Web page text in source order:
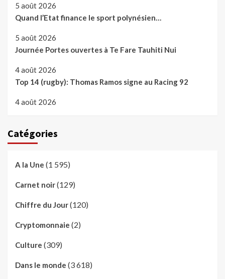
5 août 2026
Quand l’Etat finance le sport polynésien…
5 août 2026
Journée Portes ouvertes à Te Fare Tauhiti Nui
4 août 2026
Top 14 (rugby): Thomas Ramos signe au Racing 92
4 août 2026
Catégories
A la Une (1 595)
Carnet noir(129)
Chiffre du Jour(120)
Cryptomonnaie (2)
Culture (309)
Dans le monde (3 618)